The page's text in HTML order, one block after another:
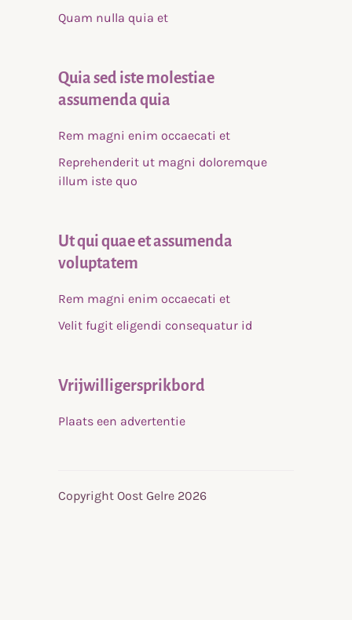
Quam nulla quia et
Quia sed iste molestiae
assumenda quia
Rem magni enim occaecati et
Reprehenderit ut magni doloremque
illum iste quo
Ut qui quae et assumenda
voluptatem
Rem magni enim occaecati et
Velit fugit eligendi consequatur id
Vrijwilligersprikbord
Plaats een advertentie
Copyright Oost Gelre 2026